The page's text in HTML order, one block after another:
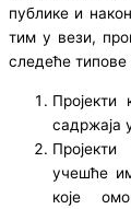
публике и
тим у вези,
следеће типове
Пројекти
садржаја
учешће
које